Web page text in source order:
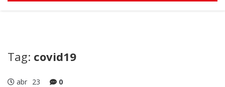
Tag: covid19
abr 23 0